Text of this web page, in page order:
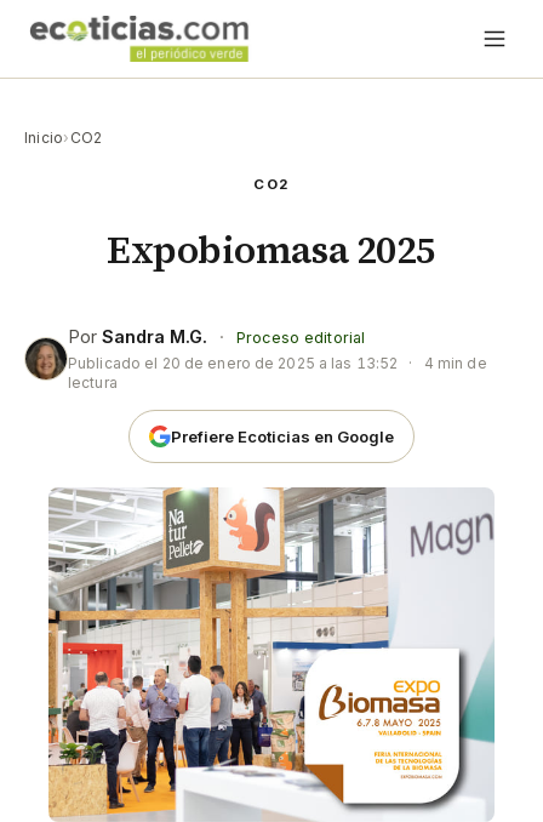
Inicio› CO2
CO2
Expobiomasa 2025
Por Sandra M.G. ·
Proceso editorial
Publicado el 20 de enero de 2025 a las 13:52 ·
4 min de
lectura
Prefiere Ecoticias en Google